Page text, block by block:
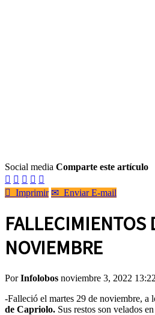
Social media Comparte este artículo
    
 Imprimir ✉ Enviar E-mail
FALLECIMIENTOS
NOVIEMBRE
PorInfolobos noviembre 3, 2022 13:22
-Falleció el martes 29 de noviembre, a
de Capriolo. Sus restos son velados